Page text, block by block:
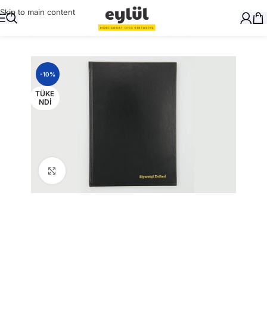
Skip to main content
Okul Gereçleri/Defter ve Kitap Kapları
-10%
TÜKE
NDI